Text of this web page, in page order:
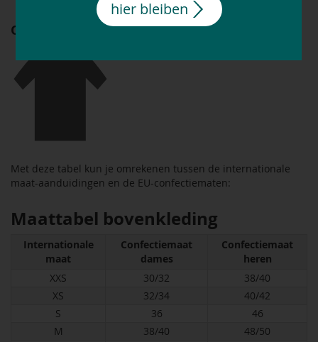
Omrekentabel bovenkleding
Met deze tabel kun je omrekenen tussen de internationale
maat-aanduidingen en de EU-confectiematen:
Maattabel bovenkleding
Internationale
maat
Confectiemaat
dames
Confectiemaat
heren
XXS
30/32
38/40
XS
32/34
40/42
S
36
46
M
38/40
48/50
hier bleiben